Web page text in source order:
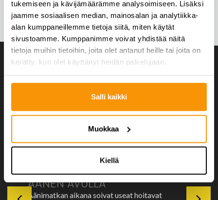
tukemiseen ja kävijämäärämme analysoimiseen. Lisäksi
jaamme sosiaalisen median, mainosalan ja analytiikka-
alan kumppaneillemme tietoja siitä, miten käytät
sivustoamme. Kumppanimme voivat yhdistää näitä
tietoja muihin tietoihin, joita olet antanut heille tai joita on
kerätty, kun olet käyttänyt heidän palvelujaan.
Salli kaikki
Muokkaa
Kiellä
KEHO JA MIELI
Klikkaa lajikuvasta lisätietoa.
ÄÄNEN AVULLA
Äänimatkan aikana soivat useat hoitavat